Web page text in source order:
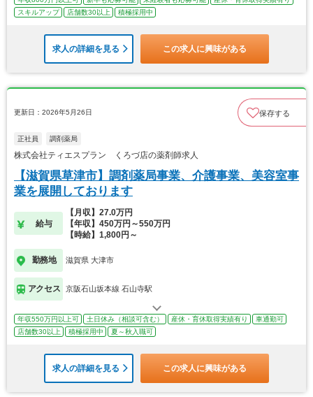
スキルアップ
店舗数30以上 積極採用中
求人の詳細を見る この求人に興味がある
更新日：2026年5月26日 保存する
正社員 調剤薬局
株式会社ティエスプラン くろづ店の薬剤師求人
【滋賀県草津市】調剤薬局事業、介護事業、美容室事
業を展開しております
給与
【月収】27.0万円
【年収】450万円～550万円
【時給】1,800円～
勤務地 滋賀県 大津市
アクセス 京阪石山坂本線 石山寺駅
年収550万円以上可 土日休み（相談可含む） 産休・育休取得実績有り
車通勤可
店舗数30以上
積極採用中 夏～秋入職可
求人の詳細を見る この求人に興味がある